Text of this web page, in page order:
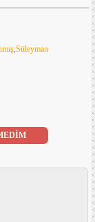
,Süleyman